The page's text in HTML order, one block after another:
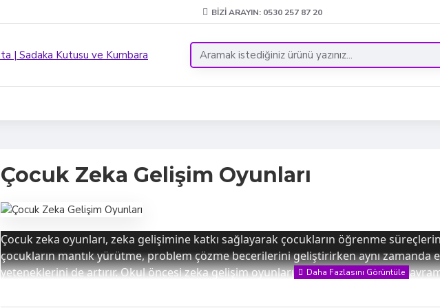
BIZI ARAYIN: 0530 257 87 20
Çocuk Zeka Gelişim Oyunları
Çocuk zeka oyunları, zeka gelişimine katkı sağlayarak çocukların öğrenme
çocukların mantık yürütme, problem çözme becerilerini geliştirirken aynı zamanda
yeteneklerini de artırır. Okul öncesi zeka gelişim oyunları ise çocukların temel